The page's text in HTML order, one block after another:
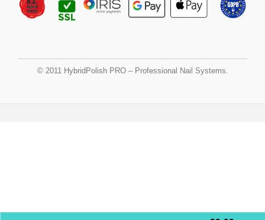
© 2011 HybridPolish PRO – Professional Nail Systems.